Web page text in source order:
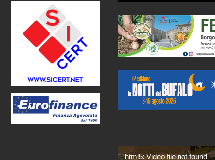
html5: Video file not found